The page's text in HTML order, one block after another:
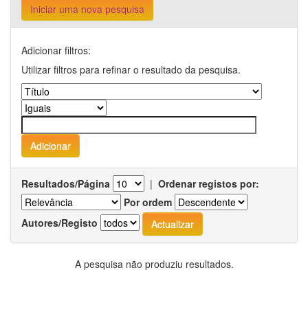
Iniciar uma nova pesquisa
Adicionar filtros:
Utilizar filtros para refinar o resultado da pesquisa.
Resultados/Página | Ordenar registos por:
Por ordem
Autores/Registo
A pesquisa não produziu resultados.